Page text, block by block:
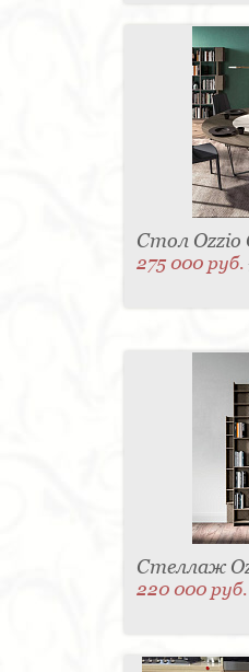
Стол Ozzio
275 000 руб.
Стеллаж
220 000